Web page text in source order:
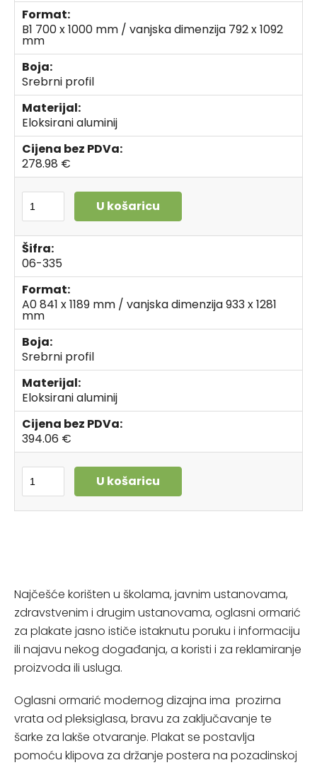
Format:
B1 700 x 1000 mm / vanjska dimenzija 792 x 1092
mm
Boja:
Srebrni profil
Materijal:
Eloksirani aluminij
Cijena bez PDVa:
278.98 €
U košaricu
Šifra:
06-335
Format:
A0 841 x 1189 mm / vanjska dimenzija 933 x 1281
mm
Boja:
Srebrni profil
Materijal:
Eloksirani aluminij
Cijena bez PDVa:
394.06 €
U košaricu
Najčešće korišten u školama, javnim ustanovama,
zdravstvenim i drugim ustanovama, oglasni ormarić
za plakate jasno ističe istaknutu poruku i informaciju
ili najavu nekog događanja, a koristi i za reklamiranje
proizvoda ili usluga.
Oglasni ormarić modernog dizajna ima prozirna
vrata od pleksiglasa, bravu za zaključavanje te
šarke za lakše otvaranje. Plakat se postavlja
pomoću klipova za držanje postera na pozadinskoj